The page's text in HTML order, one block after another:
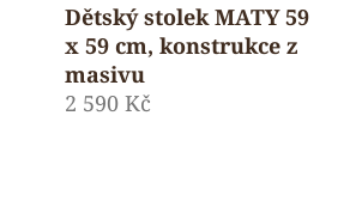
Dětský stolek MATY 59
x 59 cm, konstrukce z
masivu
2 590 Kč